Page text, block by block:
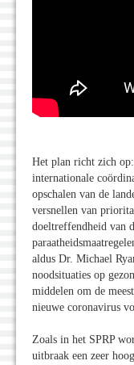
Het plan richt zich
internationale
opschalen van de
versnellen van
doeltreffendheid van
aldus Dr. Michael
noodsituaties op
middelen om de
nieuwe coronavirus
Zoals in het SPRP
uitbraak een zeer